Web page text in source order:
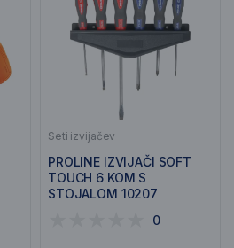
Seti izvijačev
PROLINE IZVIJAČI SOFT
TOUCH 6 KOM S
STOJALOM 10207
0